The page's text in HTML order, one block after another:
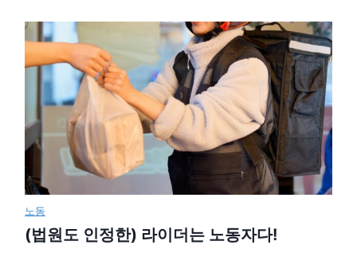
노동
(법원도 인정한) 라이더는 노동자다!